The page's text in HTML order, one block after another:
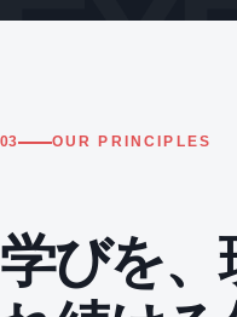
03 OUR PRINCIPLES
学びを、